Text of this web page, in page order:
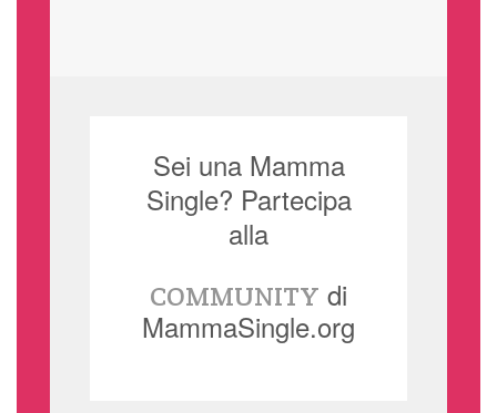
Sei una Mamma
Single? Partecipa
alla
COMMUNITY di
MammaSingle.org